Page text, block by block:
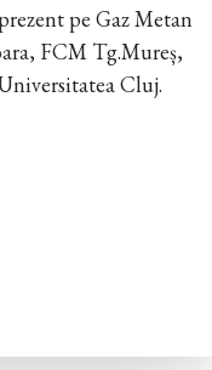
pe Gaz Metan
FCM Tg.Mureș,
Cluj.